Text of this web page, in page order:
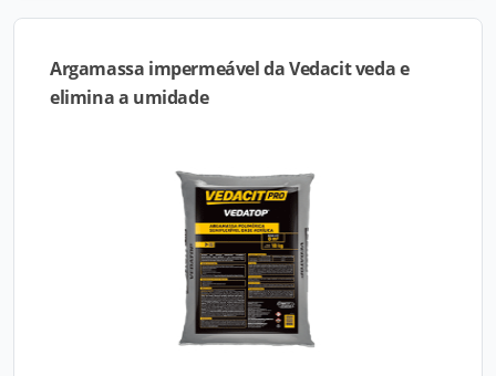
Argamassa impermeável da Vedacit veda e
elimina a umidade